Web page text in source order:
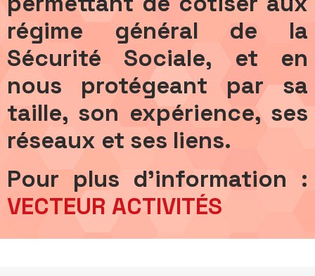
régime général de la
Sécurité Sociale, et en
nous protégeant par sa
taille, son expérience, ses
réseaux et ses liens.
Pour plus d'information :
VECTEUR ACTIVITÉS